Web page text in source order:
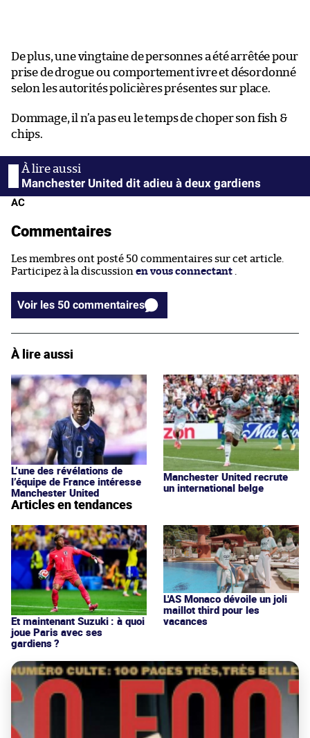
De plus, une vingtaine de personnes a été arrêtée pour
prise de drogue ou comportement ivre et désordonné
selon les autorités policières présentes sur place.
Dommage, il n’a pas eu le temps de choper son fish &
chips.
Manchester United dit adieu à deux gardiens
AC
Commentaires
Les membres ont posté 50 commentaires sur cet article.
Participez à la discussion en vous connectant
Voir les 50 commentaires
À lire aussi
L’une des révélations de
l’équipe de France intéresse
Manchester United
Manchester United recrute
un international belge
Articles en tendances
Et maintenant Suzuki : à quoi
joue Paris avec ses
gardiens ?
L'AS Monaco dévoile un joli
maillot third pour les
vacances